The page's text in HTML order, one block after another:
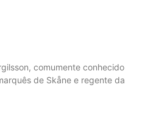
comumente conhecido
de Skåne e regente da